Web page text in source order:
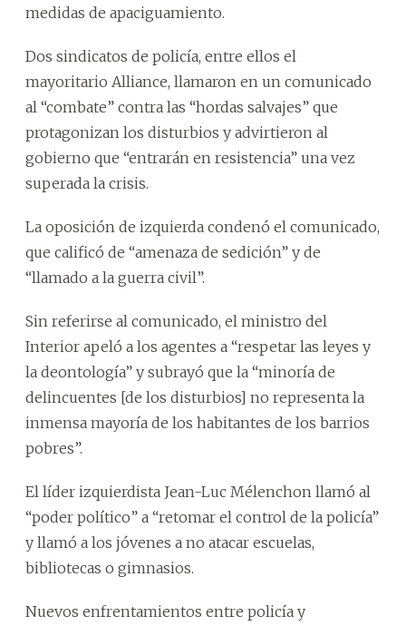
medidas de apaciguamiento.
Dos sindicatos de policía, entre ellos el
mayoritario Alliance, llamaron en un comunicado
al “combate” contra las “hordas salvajes” que
protagonizan los disturbios y advirtieron al
gobierno que “entrarán en resistencia” una vez
superada la crisis.
La oposición de izquierda condenó el comunicado,
que calificó de “amenaza de sedición” y de
“llamado a la guerra civil”.
Sin referirse al comunicado, el ministro del
Interior apeló a los agentes a “respetar las leyes y
la deontología” y subrayó que la “minoría de
delincuentes [de los disturbios] no representa la
inmensa mayoría de los habitantes de los barrios
pobres”.
El líder izquierdista Jean-Luc Mélenchon llamó al
“poder político” a “retomar el control de la policía”
y llamó a los jóvenes a no atacar escuelas,
bibliotecas o gimnasios.
Nuevos enfrentamientos entre policía y